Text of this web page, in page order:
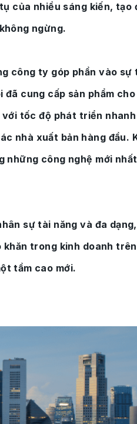
của nhiều sáng kiến, tạo
ngừng.
công ty góp phần vào
cung cấp sản phẩm
tốc độ phát triển
nhà xuất bản hàng đầu.
những công nghệ mới
sự tài năng và đa
khăn trong kinh doanh
tầm cao mới.